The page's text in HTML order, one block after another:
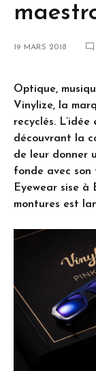
19 MARS 2018
Optique,
Vinylize, la
recyclés.
découvrant la
de leur donner
fonde avec
Eyewear sise
montures est